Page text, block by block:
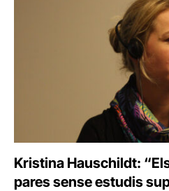
Kristina Hauschildt:
pares sense estudis